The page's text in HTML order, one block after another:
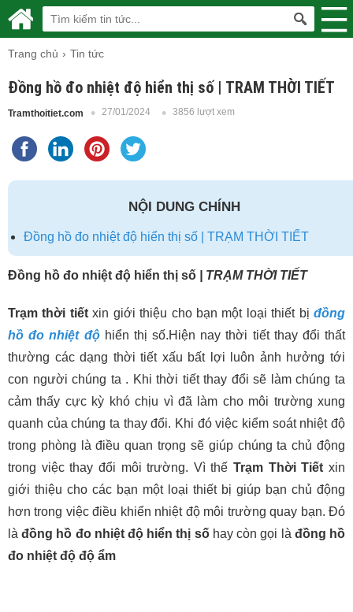
Trang chủ Tin tức
Đồng hồ đo nhiệt độ hiển thị số | TRAM THỜI TIẾT
Tramthoitiet.com 27/01/2024 3856 lượt xem
NỘI DUNG CHÍNH
Đồng hồ đo nhiệt độ hiển thị số | TRẠM THỜI TIẾT
Đồng hồ đo nhiệt độ hiển thị số | TRẠM THỜI TIẾT
Trạm thời tiếtxin giới thiệu cho bạn một loại thiết bịđồng
hồ đo nhiệt độ hiển thị số.Hiện nay thời tiết thay đổi thất
thường các dạng thời tiết xấu bất lợi luôn ảnh hưởng tới
con người chúng ta . Khi thời tiết thay đổi sẽ làm chúng ta
cảm thấy cực kỳ khó chịu vì đã làm cho môi trường xung
quanh của chúng ta thay đổi. Khi đó việc kiểm soát nhiệt độ
trong phòng là điều quan trọng sẽ giúp chúng ta chủ động
trong việc thay đổi môi trường. Vì thếTrạm Thời Tiết xin
giới thiệu cho các bạn một loại thiết bị giúp bạn chủ động
hơn trong việc điều khiển nhiệt độ môi trường quay bạn. Đó
là đồng hồ đo nhiệt độ hiển thị sốhay còn gọi là đồng hồ
đo nhiệt độ độ ẩm